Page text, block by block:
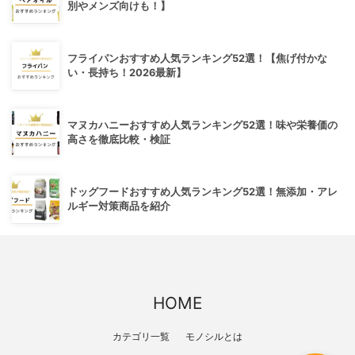
別やメンズ向けも！】
フライパンおすすめ人気ランキング52選！【焦げ付かな
い・長持ち！2026最新】
マヌカハニーおすすめ人気ランキング52選！味や栄養価の
高さを徹底比較・検証
ドッグフードおすすめ人気ランキング52選！無添加・アレ
ルギー対策商品を紹介
HOME
カテゴリ一覧 モノシルとは